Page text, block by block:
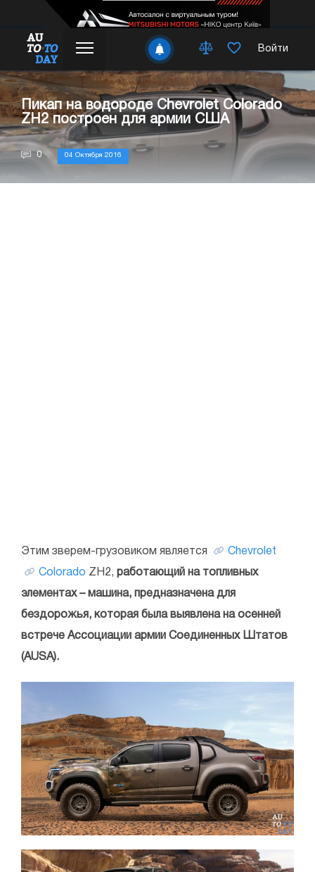
Войти
Пикап на водороде Chevrolet Colorado
ZH2 построен для армии США
0 04 Октября 2016
Этим зверем-грузовиком является Chevrolet
Colorado ZH2, работающий на топливных
элементах – машина, предназначена для
бездорожья, которая была выявлена на осенней
встрече Ассоциации армии Соединенных Штатов
(AUSA).